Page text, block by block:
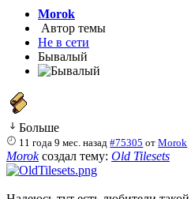
Morok
Автор темы
Не в сети
Бывалый
Больше
11 года 9 мес. назад #75305 отMorok
Morokсоздал тему: Old Tilesets